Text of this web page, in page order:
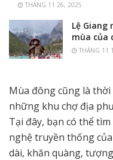
THÁNG 11 26, 2025
Lệ Giang
mùa của
THÁNG 11
Mùa đông cũng là
những khu chợ địa
Tại đây, bạn có thể
nghệ truyền thống
dài, khăn quàng,